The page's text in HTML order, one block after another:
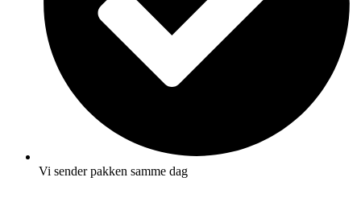
Vi sender pakken samme dag